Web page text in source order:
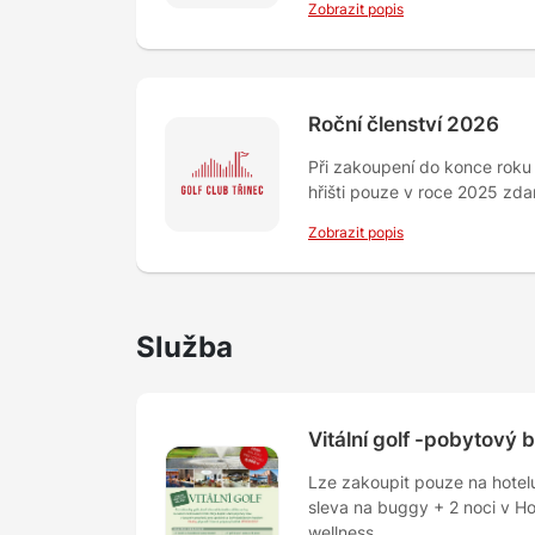
Zobrazit popis
Roční členství 2026
Při zakoupení do konce
hřišti pouze v roce 2025
Zobrazit popis
Služba
Vitální golf -pobytový
Lze zakoupit pouze na
sleva na buggy + 2 noci v